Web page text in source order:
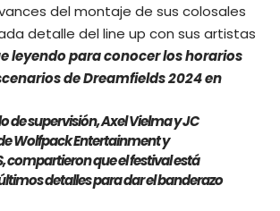
del montaje de sus colosales
detalle del line up con sus artistas
leyendo para conocer los horarios
de Dreamfields 2024 en
de supervisión, Axel Vielma y JC
Wolfpack Entertainment y
compartieron que el festival está
detalles para dar el banderazo